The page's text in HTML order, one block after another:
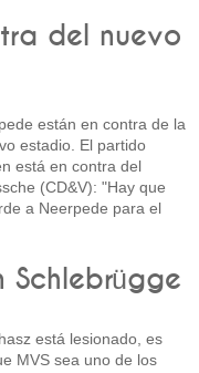
del nuevo
están en contra de la
estadio. El partido
está en contra del
(CD&V): "Hay que
a Neerpede para el
Schlebrügge
está lesionado, es
MVS sea uno de los